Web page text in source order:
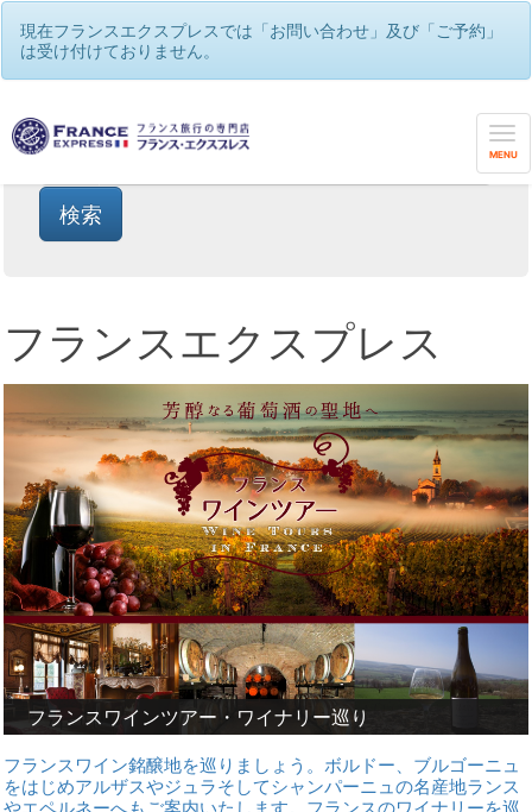
現在フランスエクスプレスでは「お問い合わせ」及び「ご予約」
は受け付けておりません。
MENU
フランスエクスプレス
フランスワインツアー・ワイナリー巡り
フランスワイン銘醸地を巡りましょう。ボルドー、ブルゴーニュ
をはじめアルザスやジュラそしてシャンパーニュの名産地ランス